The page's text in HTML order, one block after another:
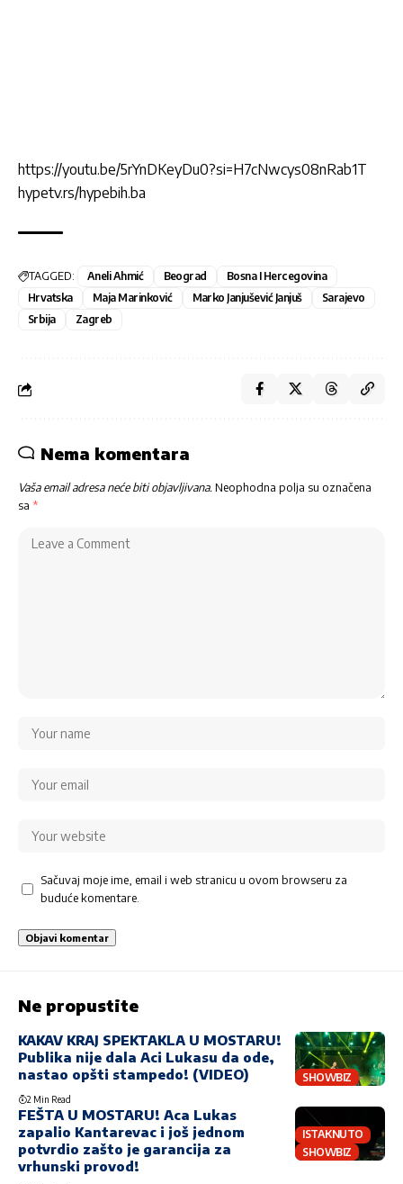
https://youtu.be/5rYnDKeyDu0?si=H7cNwcys08nRab1T
hypetv.rs/hypebih.ba
TAGGED: Aneli Ahmić Beograd
Bosna I Hercegovina
Hrvatska
Maja Marinković Marko Janjušević Janjuš
Sarajevo
Srbija
Zagreb
Nema komentara
Vaša email adresa neće biti objavljivana.Neophodna polja su označena
sa *
Sačuvaj moje ime, email i web stranicu u ovom browseru za
buduće komentare.
Ne propustite
SHOWBIZ
KAKAV KRAJ SPEKTAKLA U MOSTARU!
Publika nije dala Aci Lukasu da ode,
nastao opšti stampedo! (VIDEO)
2 Min Read
ISTAKNUTO
SHOWBIZ
FEŠTA U MOSTARU! Aca Lukas
zapalio Kantarevac i još jednom
potvrdio zašto je garancija za
vrhunski provod!